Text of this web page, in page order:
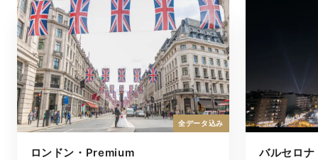
ロンドン・Premium
全データ込み
バルセロ